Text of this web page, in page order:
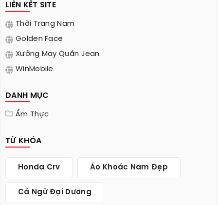
LIÊN KẾT SITE
Thời Trang Nam
Golden Face
Xưởng May Quần Jean
WinMobile
DANH MỤC
Ẩm Thực
TỪ KHÓA
Honda Crv Áo Khoác Nam Đẹp
Cá Ngừ Đại Dương